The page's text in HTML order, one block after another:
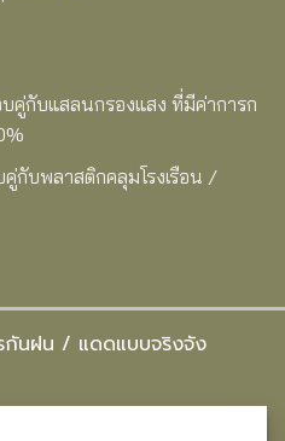
คู่กับแสลนกรองแสง ที่มีค่าการก
กับพลาสติกคลุมโรงเรือน /
กันฝน / แดดแบบจริงจัง